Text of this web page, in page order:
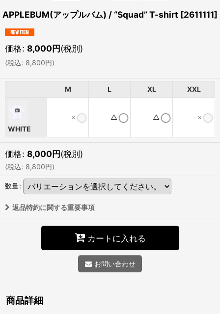
APPLEBUM(アップルバム) / “Squad” T-shirt [2611111]
価格: 8,000円(税別)
(税込: 8,800円)
M L XL XXL
WHITE
× △ △ ×
価格: 8,000円(税別)
(税込: 8,800円)
数量:
返品特約に関する重要事項
カートに入れる
お問い合わせ
商品詳細